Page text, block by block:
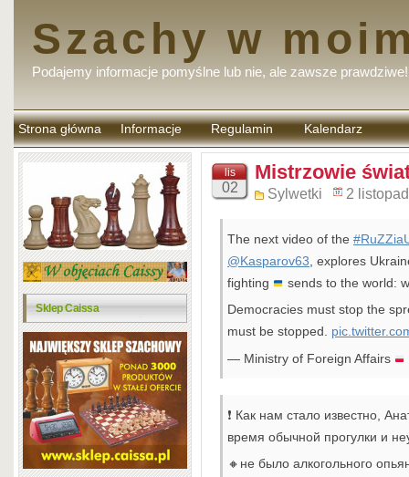
Szachy w
Podajemy informacje pomyślne lub nie, ale zawsze prawdziwe!
Strona główna Informacje Regulamin
komentarzy
Kalendarz
Sklep Caissa
lis
02
Mistrzowie
Sylwetki 2
The next video of the
@Kasparov63 , explores
fighting
sends to the world:
Democracies must stop the
must be stopped.
— Ministry of Foreign Affairs
❗️ Как нам стало известно,
время обычной прогулки и
🔸не было алкогольного